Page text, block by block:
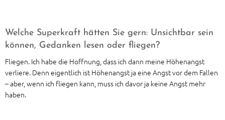
Welche Superkraft hätten Sie gern: Unsichtbar sein
können, Gedanken lesen oder fliegen?
Fliegen. Ich habe die Hoffnung, dass ich dann meine Höhenangst
verliere. Denn eigentlich ist Höhenangst ja eine Angst vor dem Fallen
– aber, wenn ich fliegen kann, muss ich davor ja keine Angst mehr
haben.